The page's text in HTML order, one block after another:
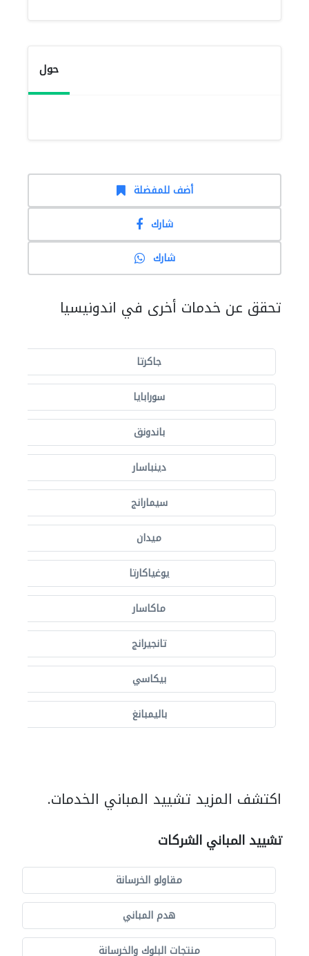
حول
أضف للمفضلة
شارك
شارك
تحقق عن خدمات أخرى في اندونيسيا
جاكرتا
سورابايا
باندونق
دينباسار
سيمارانج
ميدان
يوغياكارتا
ماكاسار
تانجيرانج
بيكاسي
باليمبانغ
اكتشف المزيد تشييد المباني الخدمات.
تشييد المباني الشركات
مقاولو الخرسانة
هدم المباني
منتجات البلوك والخرسانة